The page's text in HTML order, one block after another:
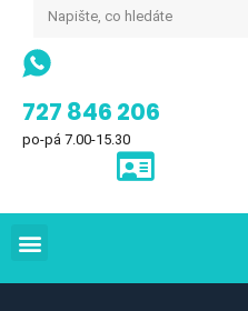
727 846 206
po-pá 7.00-15.30